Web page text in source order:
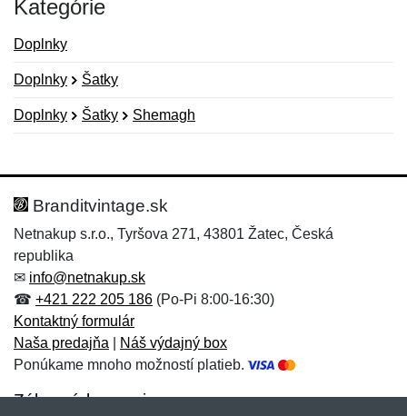
Kategórie
Doplnky
Doplnky Šatky
Doplnky Šatky Shemagh
Hodnotenie:
Meno:*
E-mail:
Meno:
E-mail:*
Správa*
Branditvintage.sk
Netnakup s.r.o., Tyršova 271, 43801 Žatec, Česká
republika
✉ info@netnakup.sk
☎ +421 222 205 186 (Po-Pi 8:00-16:30)
Kontaktný formulár
Naša predajňa
Náš výdajný box
Ponúkame mnoho možností platieb.
Zákaznícky servis